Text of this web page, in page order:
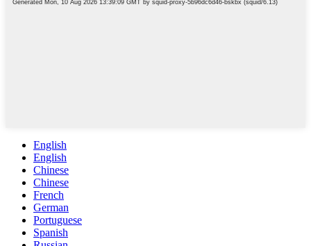
English
English
Chinese
Chinese
French
German
Portuguese
Spanish